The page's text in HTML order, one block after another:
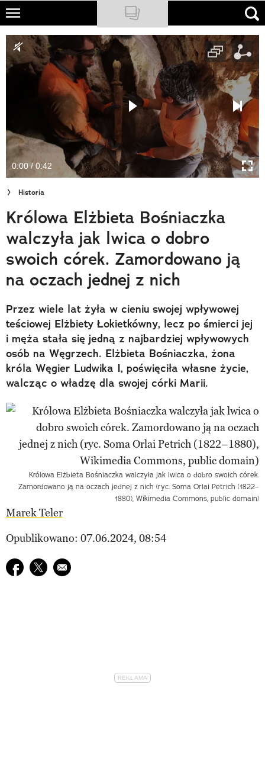
Skip
main
content
NATIONAL GEOGRAPHIC
TRAVELER
PODCASTY
Newsletter
Cuda Polski
Wielki Konkurs Fotograficzny
Trendbook Podróżniczy
Polecane
0:00 / 0:42
Historia
Królowa Elżbieta Bośniaczka
walczyła jak lwica o dobro
swoich córek. Zamordowano ją
na oczach jednej z nich
Przez wiele lat żyła w cieniu swojej wpływowej
teściowej Elżbiety Łokietkówny, lecz po śmierci jej
i męża stała się jedną z najbardziej wpływowych
osób na Węgrzech. Elżbieta Bośniaczka, żona
króla Węgier Ludwika I, poświęciła własne życie,
walcząc o władzę dla swojej córki Marii.
Królowa Elżbieta Bośniaczka walczyła jak lwica o dobro swoich córek.
Zamordowano ją na oczach jednej z nich (ryc. Soma Orlai Petrich (1822–
1880), Wikimedia Commons, public domain)
Marek Teler
Opublikowano: 07.06.2024, 08:54
Udostępnij na facebook
Udostępnij na twitter
E-mail do przyjaciela